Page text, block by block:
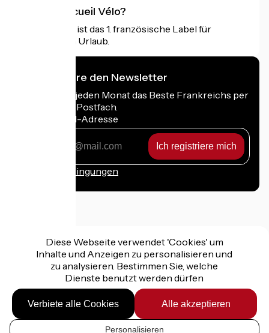
Was ist Accueil Vélo?
Accueil Vélo ist das 1. französische Label für
Radfahrer im Urlaub.
Ich abonniere den Newsletter
Erhalten Sie jeden Monat das Beste Frankreichs per
Rad in Ihrem Postfach.
Meine E-Mail-Adresse
Anmeldebedingungen
Rechtliche Hinweise
Persönliche Daten
Kontakt
Réalisation :
StudioJuilletet France Vélo Tourisme
Diese Webseite verwendet 'Cookies' um
Inhalte und Anzeigen zu personalisieren und
zu analysieren. Bestimmen Sie, welche
Dienste benutzt werden dürfen
Alle akzeptieren
Verbiete alle Cookies
Personalisieren